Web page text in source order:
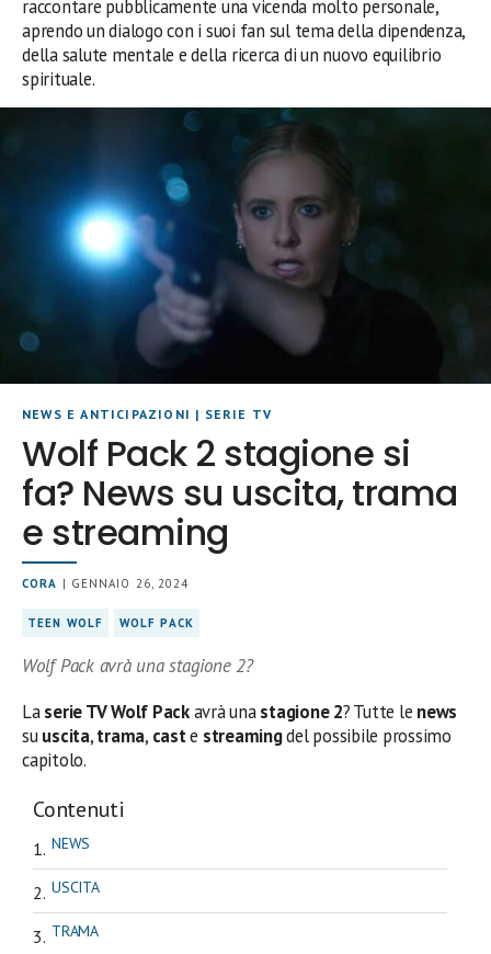
raccontare pubblicamente una vicenda molto personale,
aprendo un dialogo con i suoi fan sul tema della dipendenza,
della salute mentale e della ricerca di un nuovo equilibrio
spirituale.
NEWS E ANTICIPAZIONI | SERIE TV
Wolf Pack 2 stagione si
fa? News su uscita, trama
e streaming
CORA | GENNAIO 26, 2024
TEEN WOLF WOLF PACK
Wolf Pack avrà una stagione 2?
Laserie TV Wolf Packavrà unastagione 2? Tutte le news
suuscita,trama, caste streamingdel possibile prossimo
capitolo.
Contenuti
NEWS
USCITA
TRAMA